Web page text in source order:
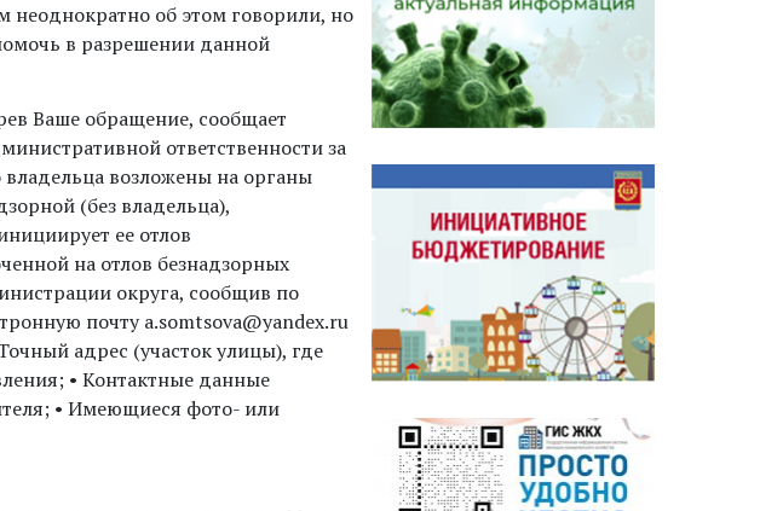
неоднократно об этом говорили, но
в разрешении данной
Ваше обращение, сообщает
ответственности за
возложены на органы
(без владельца),
ее отлов
на отлов безнадзорных
округа, сообщив по
почту a.somtsova@yandex.ru
адрес (участок улицы), где
• Контактные данные
• Имеющиеся фото- или